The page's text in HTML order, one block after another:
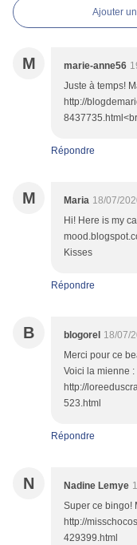
Ajouter
M marie-anne56
Juste à temps!
http://
Répondre
M Maria 18/07/
Hi! Here is my
Kisses
Répondre
B blogorel 18/07/
Merci pour ce
Voici la mienne :
http://
523.html
Répondre
N Nadine Lemye
Super ce bingo!
http://
429399.html